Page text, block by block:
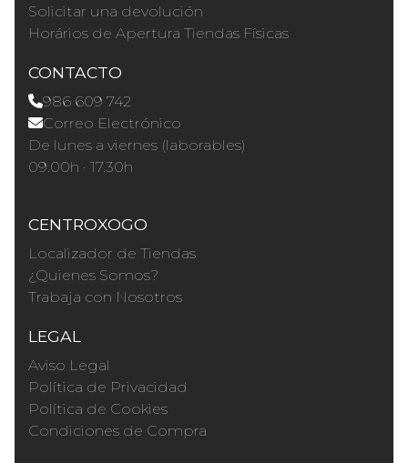
Solicitar una devolución
Horários de Apertura Tiendas Físicas
CONTACTO
986 609 742
Correo Electrónico
De lunes a viernes (laborables)
09.00h · 17.30h
CENTROXOGO
Localizador de Tiendas
¿Quienes Somos?
Trabaja con Nosotros
LEGAL
Aviso Legal
Política de Privacidad
Política de Cookies
Condiciones de Compra